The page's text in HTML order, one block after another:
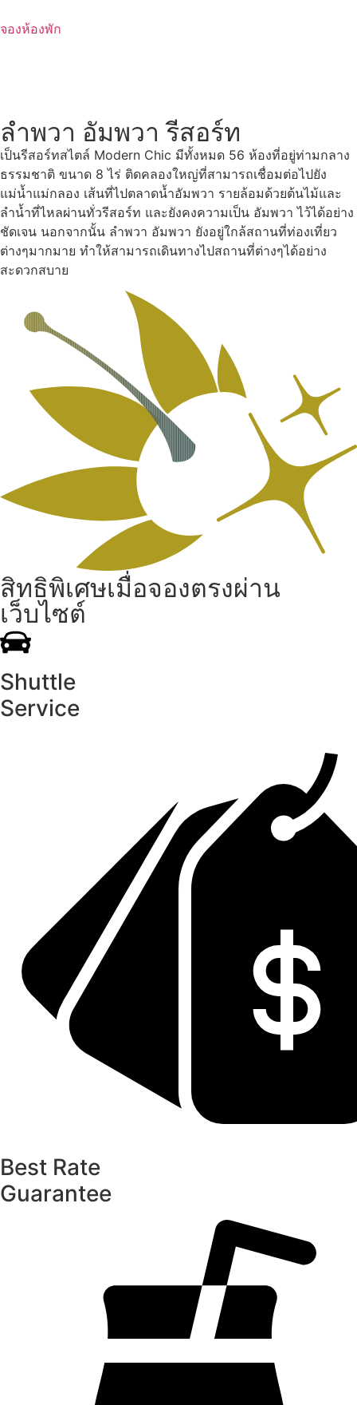
to
จองห้องพัก
ลำพวา อัมพวา รีสอร์ท
เป็นรีสอร์ทสไตล์ Modern Chic มีทั้งหมด 56 ห้องที่อยู่ท่ามกลาง
ธรรมชาติ ขนาด 8 ไร่ ติดคลองใหญ่ที่สามารถเชื่อมต่อไปยัง
แม่น้ำแม่กลอง เส้นที่ไปตลาดน้ำอัมพวา รายล้อมด้วยต้นไม้และ
ลำน้ำที่ไหลผ่านทั่วรีสอร์ท และยังคงความเป็น อัมพวา ไว้ได้อย่าง
ชัดเจน นอกจากนั้น ลำพวา อัมพวา ยังอยู่ใกล้สถานที่ท่องเที่ยว
ต่างๆมากมาย ทำให้สามารถเดินทางไปสถานที่ต่างๆได้อย่าง
สะดวกสบาย
สิทธิพิเศษเมื่อจองตรงผ่าน
เว็บไซต์
Shuttle
Service
Best Rate
Guarantee